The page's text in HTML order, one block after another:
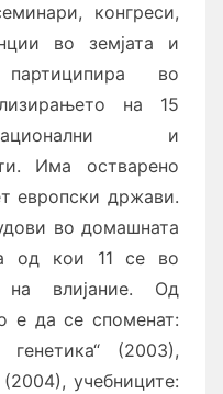
конгреси,
во земјата и
во
на 15
и
Има остварено
европски држави.
во домашната
од кои 11 се во
на влијание. Од
е да се споменат:
(2003),
(2004), учебниците: